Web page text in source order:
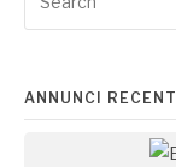
for:
ANNUNCI RECENTI